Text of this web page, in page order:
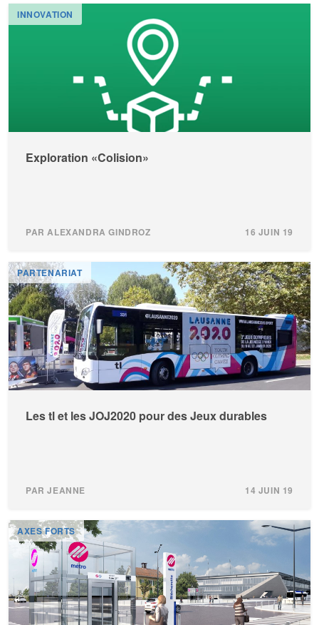
INNOVATION
Exploration «Colision»
PAR ALEXANDRA GINDROZ 16 JUIN 19
PARTENARIAT
Les tl et les JOJ2020 pour des Jeux durables
PAR JEANNE 14 JUIN 19
AXES FORTS